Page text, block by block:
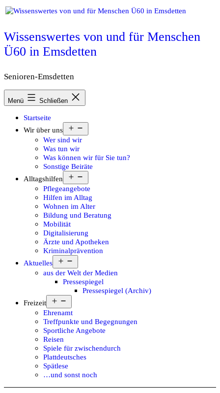
Zum
Inhalt
Wissenswertes von und für Menschen
Ü60 in Emsdetten
Senioren-Emsdetten
Menü Schließen
Startseite
Wir über uns
öffnen
Wer sind wir
Was tun wir
Was können wir für Sie tun?
Sonstige Beiräte
Alltagshilfen
öffnen
Pflegeangebote
Hilfen im Alltag
Wohnen im Alter
Bildung und Beratung
Mobilität
Digitalisierung
Ärzte und Apotheken
Kriminalprävention
Aktuelles
öffnen
aus der Welt der Medien
Pressespiegel
Pressespiegel (Archiv)
Freizeit
öffnen
Ehrenamt
Treffpunkte und Begegnungen
Sportliche Angebote
Reisen
Spiele für zwischendurch
Plattdeutsches
Spätlese
…und sonst noch